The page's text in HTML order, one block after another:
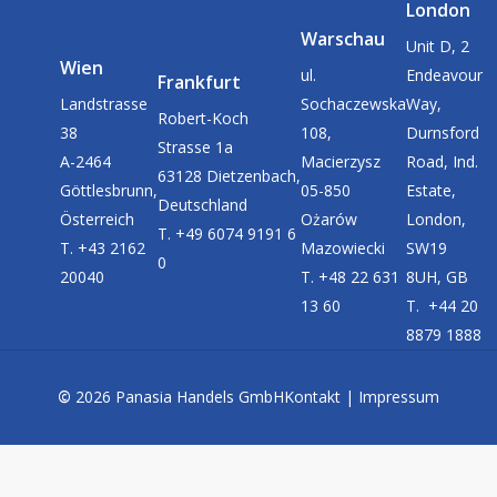
Wien
Landstrasse
38
A-2464
Göttlesbrunn,
Österreich
T. +43 2162
20040
Frankfurt
Robert-Koch
Strasse 1a
63128 Dietzenbach,
Deutschland
T. +49 6074 9191 6
0
Warschau
ul.
Sochaczewska
108,
Macierzysz
05-850
Ożarów
Mazowiecki
T. +48 22 631
13 60
London
Unit D, 2
Endeavour
Way,
Durnsford
Road, Ind.
Estate,
London,
SW19
8UH, GB
T. +44 20
8879 1888
© 2026 Panasia Handels GmbHKontakt| Impressum